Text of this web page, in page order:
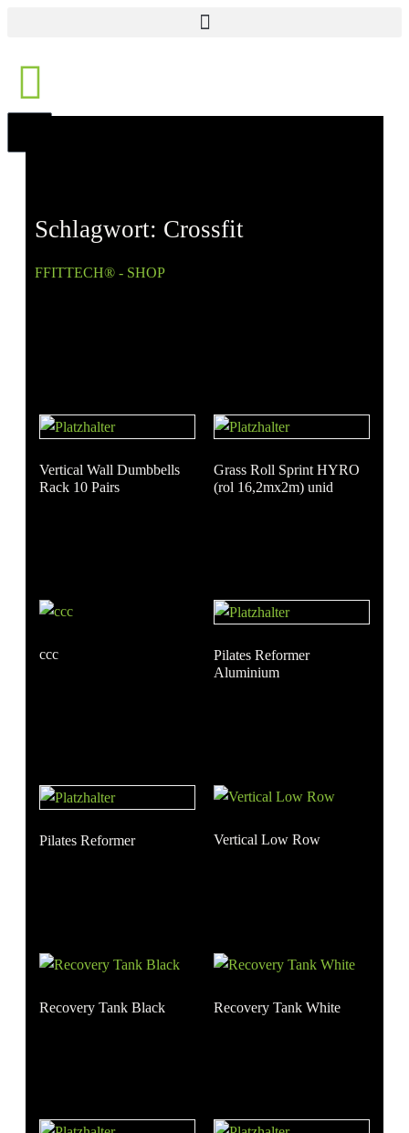
Schlagwort: Crossfit
FFITTECH® - SHOP» Produkte verschlagwortet mit
Vertical Wall Dumbbells
Rack 10 Pairs
Grass Roll Sprint HYRO
(rol 16,2mx2m) unid
ccc
Pilates Reformer
Aluminium
Pilates Reformer Vertical Low Row
Recovery Tank Black Recovery Tank White